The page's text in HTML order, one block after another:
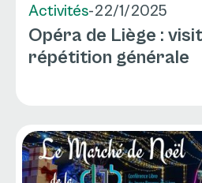
Activités-22/1/2025
Opéra de Liège :
répétition générale